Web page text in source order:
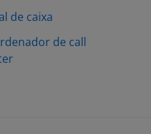
de caixa
de call